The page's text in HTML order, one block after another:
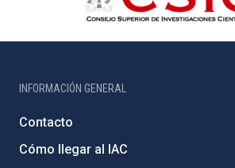
INFORMACIÓN GENERAL
Contacto
Cómo llegar al IAC